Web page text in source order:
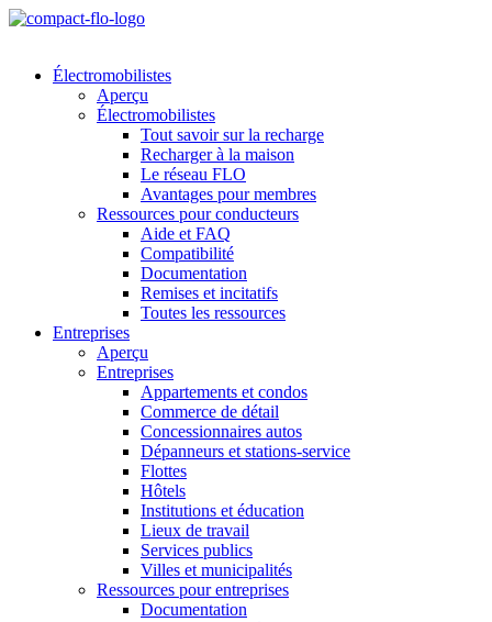
Électromobilistes
Aperçu
Électromobilistes
Tout savoir sur la recharge
Recharger à la maison
Le réseau FLO
Avantages pour membres
Ressources pour conducteurs
Aide et FAQ
Compatibilité
Documentation
Remises et incitatifs
Toutes les ressources
Entreprises
Aperçu
Entreprises
Appartements et condos
Commerce de détail
Concessionnaires autos
Dépanneurs et stations-service
Flottes
Hôtels
Institutions et éducation
Lieux de travail
Services publics
Villes et municipalités
Ressources pour entreprises
Documentation